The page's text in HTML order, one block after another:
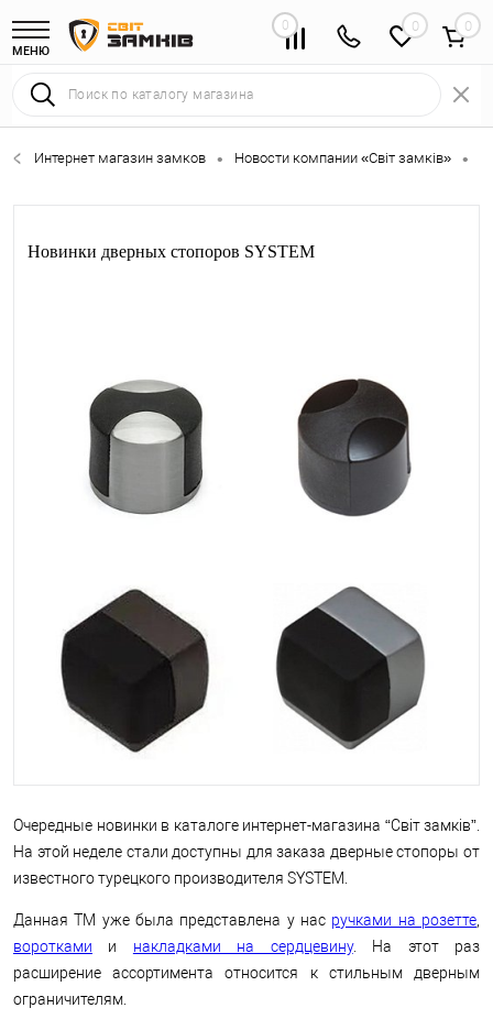
МЕНЮ
0 0
Интернет магазин замков • Новости компании «Світ замків» •
Новинки дверных стопоров SYSTEM
Очередные новинки в каталоге интернет-магазина “Світ замків”.
На этой неделе стали доступны для заказа дверные стопоры от
известного турецкого производителя SYSTEM.
Данная ТМ уже была представлена ​​у нас ручками на розетте
воротками и накладками на сердцевину. На этот раз
расширение ассортимента относится к стильным дверным
ограничителям.